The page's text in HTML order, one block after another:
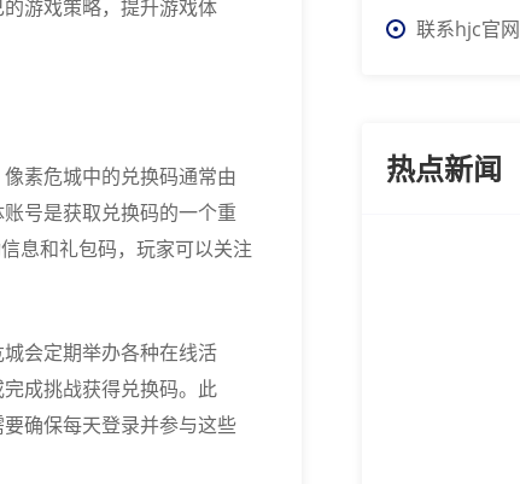
游戏策略，提升游戏体
素危城中的兑换码通常由
号是获取兑换码的一个重
息和礼包码，玩家可以关注
会定期举办各种在线活
成挑战获得兑换码。此
确保每天登录并参与这些
联系hjc官网
热点新闻